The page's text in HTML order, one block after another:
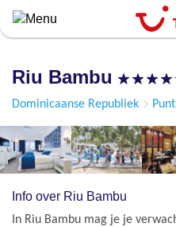
Overslaan
algemene
gaan
Riu Bambu
Dominicaanse Republiek
Info over Riu Bambu
In Riu Bambu mag je je